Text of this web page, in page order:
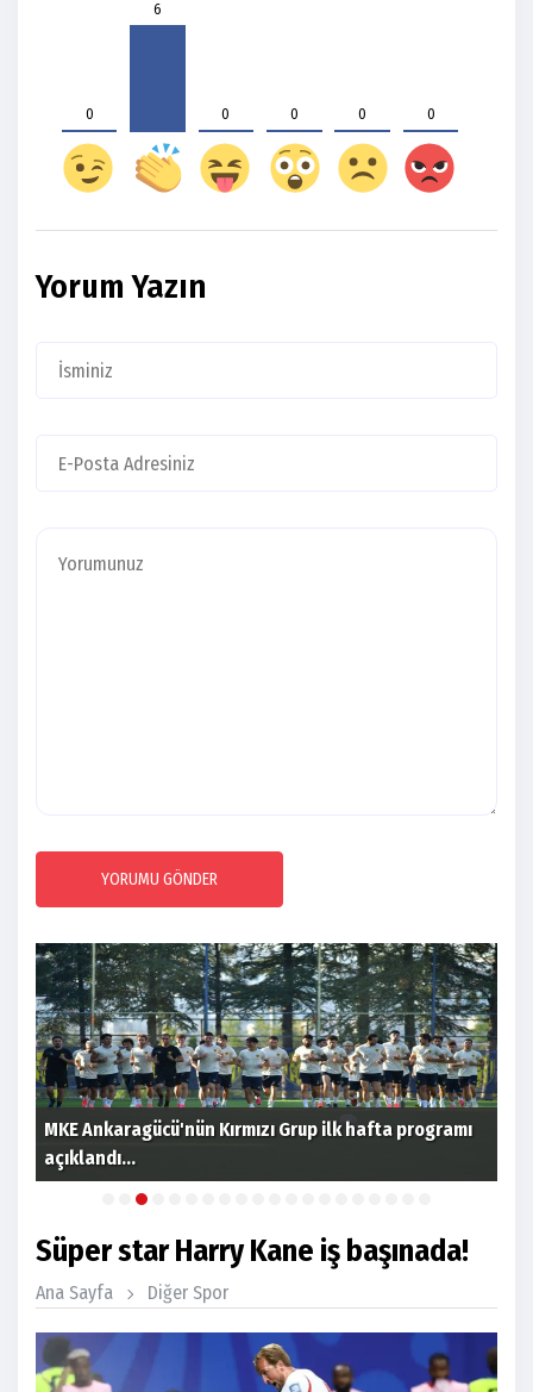
0
6
0 0 0 0
Yorum Yazın
YORUMU GÖNDER
MKE Ankaragücü'nün Kırmızı Grup ilk hafta programı
açıklandı...
Süper star Harry Kane iş başınada!
Ana Sayfa Diğer Spor